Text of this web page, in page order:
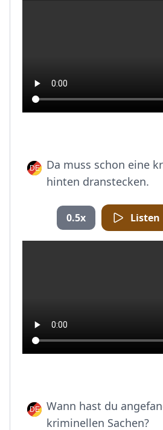
Da muss schon eine
hinten dranstecken.
0.5x Listen
Wann hast du
kriminellen Sachen?